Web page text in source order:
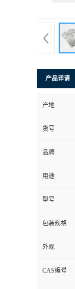
产品详请
产地
货号
品牌
用途
型号
包装规格
外观
CAS编号